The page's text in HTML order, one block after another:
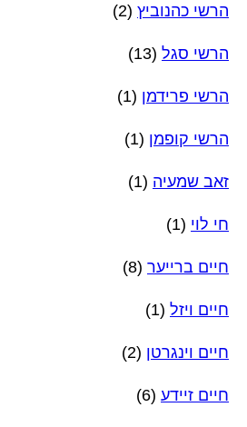
הרשי כהנוביץ (2)
הרשי סגל (13)
הרשי פרידמן (1)
הרשי קופמן (1)
זאב שמעיה (1)
חי לוי (1)
חיים ברייער (8)
חיים ויזל (1)
חיים וינגרטן (2)
חיים זיידע (6)